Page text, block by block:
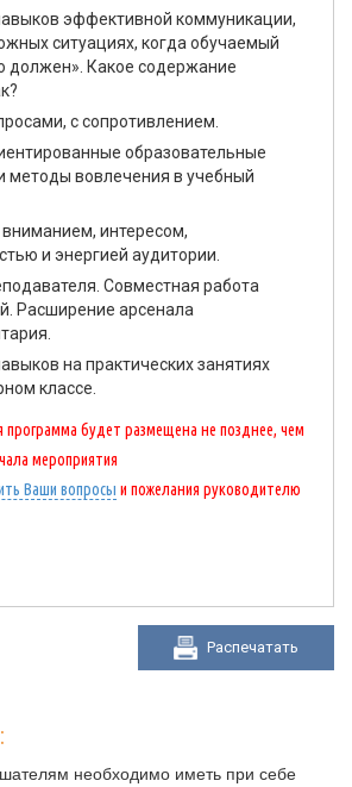
эффективной коммуникации,
ситуациях, когда обучаемый
должен». Какое содержание
с сопротивлением.
образовательные
методы вовлечения в учебный
интересом,
и энергией аудитории.
Совместная работа
Расширение арсенала
на практических занятиях
классе.
программа будет размещена не позднее, чем
мероприятия
Ваши вопросы и пожелания руководителю
Распечатать
необходимо иметь при себе